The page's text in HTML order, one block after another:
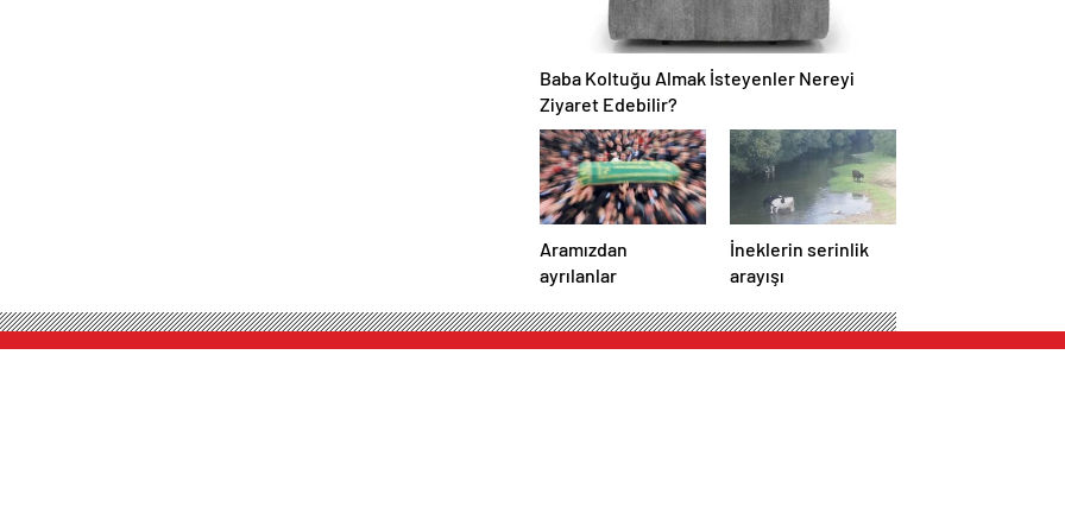
Baba Koltuğu Almak İsteyenler Nereyi
Ziyaret Edebilir?
Aramızdan
ayrılanlar
İneklerin serinlik
arayışı